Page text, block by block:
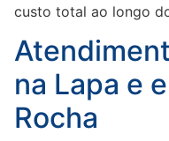
custo total ao longo
na Lapa e
Rocha